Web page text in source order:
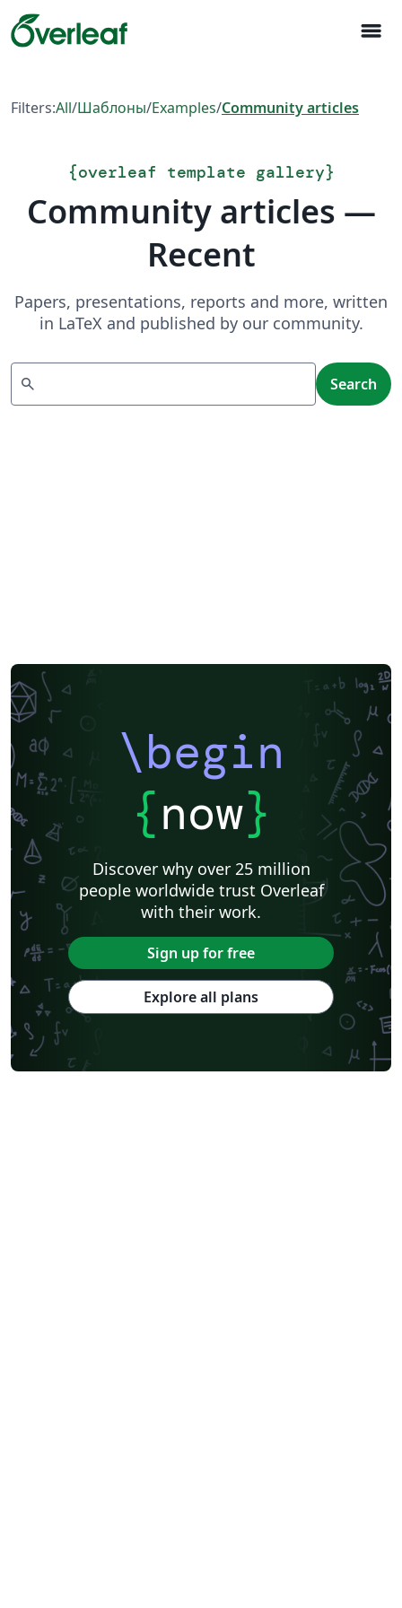
menu
Filters:All/Шаблоны/Examples/Community articles
{overleaf template gallery}
Community articles —
Recent
Papers, presentations, reports and more, written
in LaTeX and published by our community.
search Search
\begin
{now}
Discover why over 25 million
people worldwide trust Overleaf
with their work.
Sign up for free
Explore all plans